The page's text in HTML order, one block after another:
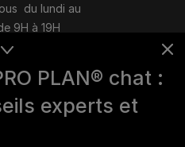
PLAN® chat :
experts et
du lundi au
9H à 19H
de 10H à 16H
écrire